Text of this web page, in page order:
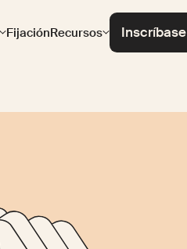
FijaciónRecursos Inscríbase